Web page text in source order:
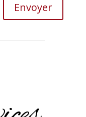
Envoyer